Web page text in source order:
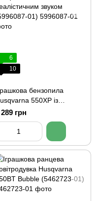
6
10
бензопила
550XP із
звуком
01)
грн